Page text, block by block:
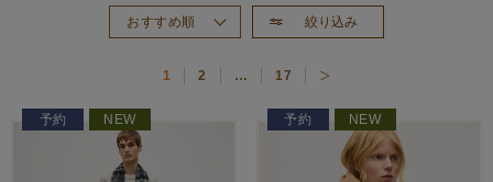
絞り込み
おすすめ順
価格が高い順
価格が安い順
1 2 … 17
予約 NEW 予約 NEW